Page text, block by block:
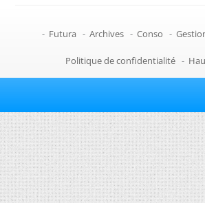
- Futura - Archives - Conso -
Politique de confidentialité -